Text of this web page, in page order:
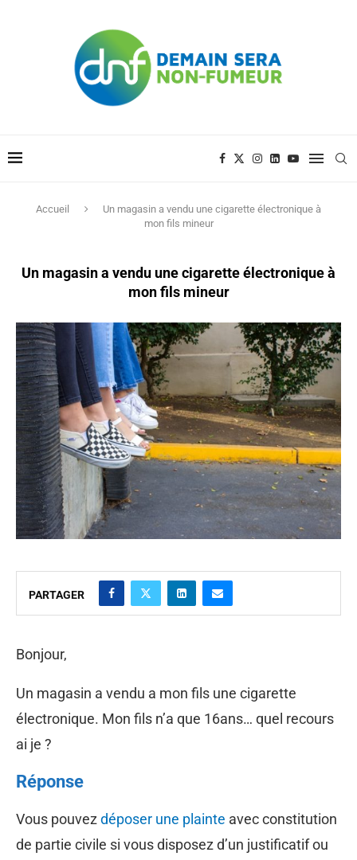
Accueil
Un magasin a vendu une cigarette électronique à
mon fils mineur
Un magasin a vendu une cigarette électronique à
mon fils mineur
PARTAGER
Bonjour,
Un magasin a vendu a mon fils une cigarette
électronique. Mon fils n’a que 16ans… quel recours
ai je ?
Réponse
Vous pouvez déposer une plainte avec constitution
de partie civile si vous disposez d’un justificatif ou